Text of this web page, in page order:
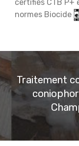
certifiés CTB P+
normes Biocide
Traitement